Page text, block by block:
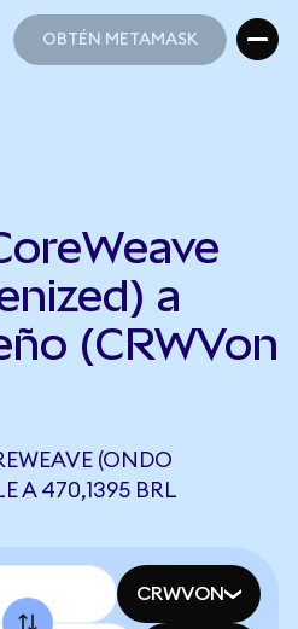
OBTÉN METAMASK
a
(CRWVon
(ONDO
A 470,1395 BRL
CRWVON